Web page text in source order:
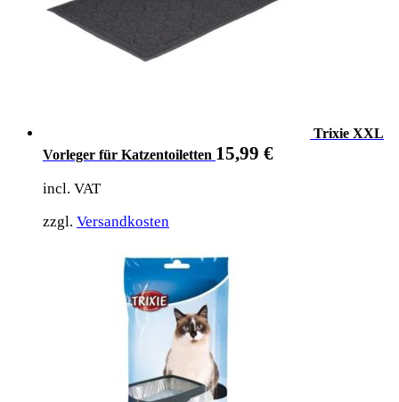
Trixie XXL
Vorleger für Katzentoiletten 15,99 €
incl. VAT
zzgl. Versandkosten